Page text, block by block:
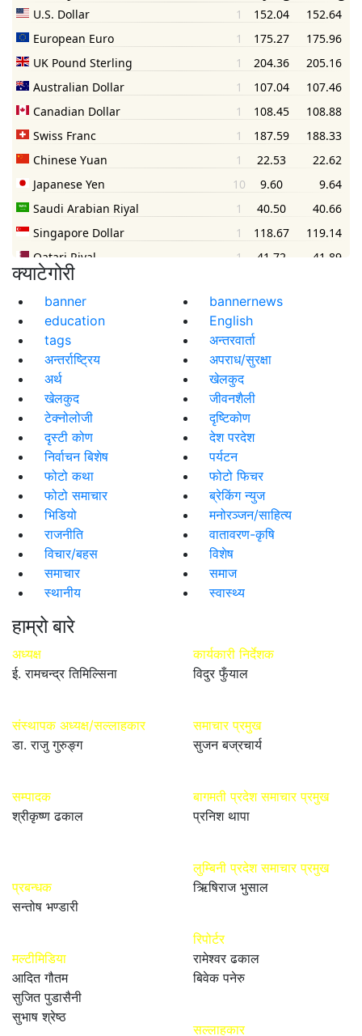
क्याटेगोरी
banner
bannernews
education
English
tags
अन्तरवार्ता
अन्तर्राष्ट्रिय
अपराध/सुरक्षा
अर्थ
खेलकुद
खेलकुद
जीवनशैली
टेक्नोलोजी
दृष्टिकोण
दृस्टी कोण
देश परदेश
निर्वाचन बिशेष
पर्यटन
फोटो कथा
फोटो फिचर
फोटो समाचार
ब्रेकिंग न्युज
भिडियो
मनोरञ्जन/साहित्य
राजनीति
वातावरण-कृषि
विचार/बहस
विशेष
समाचार
समाज
स्थानीय
स्वास्थ्य
हाम्रो बारे
अध्यक्ष
ई. रामचन्द्र तिमिल्सिना
संस्थापक अध्यक्ष/सल्लाहकार
डा. राजु गुरुङ्ग
सम्पादक
श्रीकृष्ण ढकाल
प्रबन्धक
सन्तोष भण्डारी
मल्टीमिडिया
आदित गौतम
सुजित पुडासैनी
सुभाष श्रेष्ठ
कार्यकारी निर्देशक
विदुर फुँयाल
समाचार प्रमुख
सुजन बज्रचार्य
बागमती प्रदेश समाचार प्रमुख
प्रनिश थापा
लुम्बिनी प्रदेश समाचार प्रमुख
ऋिषिराज भुसाल
रिपोर्टर
रामेश्वर ढकाल
बिवेक पनेरु
सल्लाहकार